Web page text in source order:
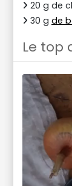
20 g de
30 g de
Le top